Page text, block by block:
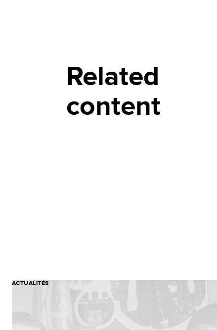
Related
content
ACTUALITÉS